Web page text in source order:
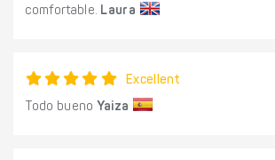
comfortable. Laura
Excellent
Todo bueno Yaiza